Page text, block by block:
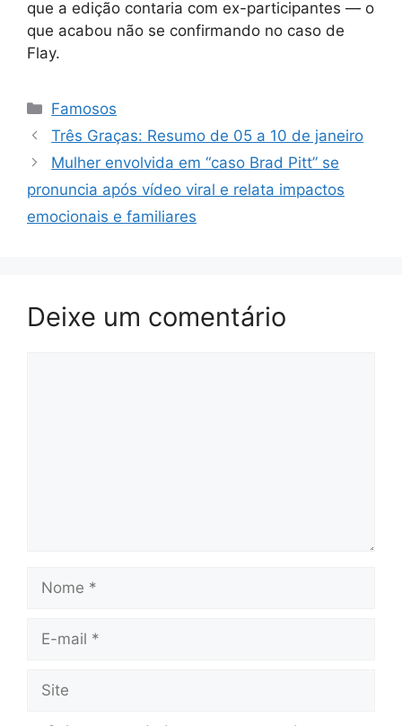
que a edição contaria com ex-participantes — o
que acabou não se confirmando no caso de
Flay.
Categorias
Famosos
Três Graças: Resumo de 05 a 10 de janeiro
Mulher envolvida em “caso Brad Pitt” se
pronuncia após vídeo viral e relata impactos
emocionais e familiares
Deixe um comentário
mail